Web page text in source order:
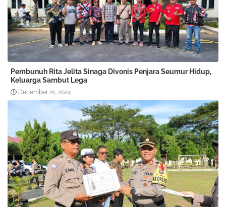
Pembunuh Rita Jelita Sinaga Divonis Penjara Seumur Hidup,
Keluarga Sambut Lega
December 21, 2024